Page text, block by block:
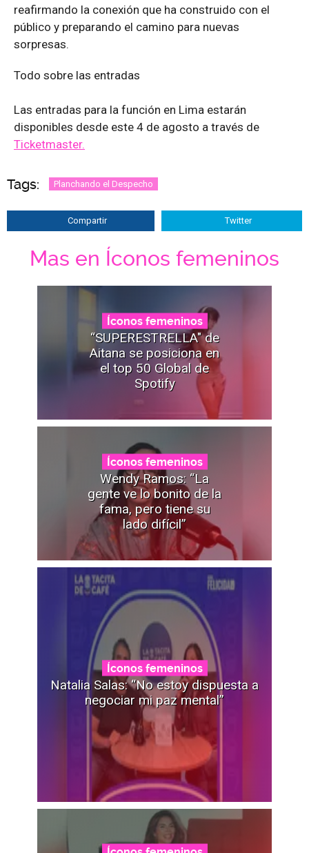
reafirmando la conexión que ha construido con el
público y preparando el camino para nuevas
sorpresas.
Todo sobre las entradas
Las entradas para la función en Lima estarán
disponibles desde este 4 de agosto a través de
Ticketmaster.
Tags: Planchando el Despecho
Compartir Twitter
Mas en Íconos femeninos
Íconos femeninos
“SUPERESTRELLA" de
Aitana se posiciona en
el top 50 Global de
Spotify
Íconos femeninos
Wendy Ramos: “La
gente ve lo bonito de la
fama, pero tiene su
lado difícil”
Íconos femeninos
Natalia Salas: “No estoy dispuesta a
negociar mi paz mental”